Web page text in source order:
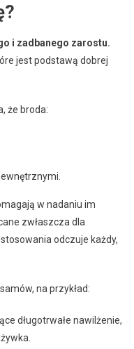
i zadbanego zarostu.
jest podstawą dobrej
że broda:
w nadaniu im
zwłaszcza dla
odczuje każdy,
na przykład:
długotrwałe nawilżenie,